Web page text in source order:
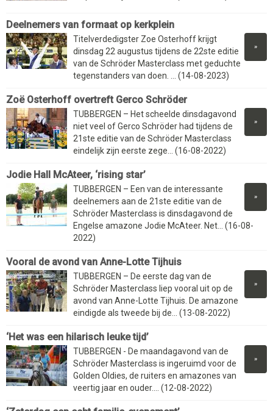
Deelnemers van formaat op kerkplein
»
Titelverdedigster Zoe Osterhoff krijgt
dinsdag 22 augustus tijdens de 22ste editie
van de Schröder Masterclass met geduchte
tegenstanders van doen. ... (14-08-2023)
Zoë Osterhoff overtreft Gerco Schröder
»
TUBBERGEN – Het scheelde dinsdagavond
niet veel of Gerco Schröder had tijdens de
21ste editie van de Schröder Masterclass
eindelijk zijn eerste zege... (16-08-2022)
Jodie Hall McAteer, ‘rising star’
»
TUBBERGEN – Een van de interessante
deelnemers aan de 21ste editie van de
Schröder Masterclass is dinsdagavond de
Engelse amazone Jodie McAteer. Net... (16-08-
2022)
Vooral de avond van Anne-Lotte Tijhuis
»
TUBBERGEN – De eerste dag van de
Schröder Masterclass liep vooral uit op de
avond van Anne-Lotte Tijhuis. De amazone
eindigde als tweede bij de... (13-08-2022)
‘Het was een hilarisch leuke tijd’
»
TUBBERGEN - De maandagavond van de
Schröder Masterclass is ingeruimd voor de
Golden Oldies, de ruiters en amazones van
veertig jaar en ouder.... (12-08-2022)